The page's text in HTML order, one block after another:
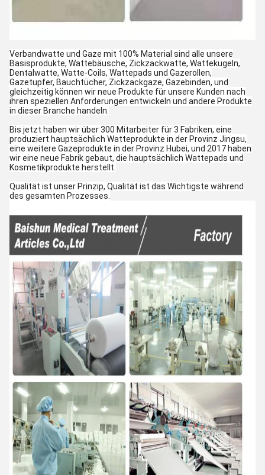
Verbandwatte und Gaze mit 100% Material sind alle unsere
Basisprodukte, Wattebäusche, Zickzackwatte, Wattekugeln,
Dentalwatte, Watte-Coils, Wattepads und Gazerollen,
Gazetupfer, Bauchtücher, Zickzackgaze, Gazebinden, und
gleichzeitig können wir neue Produkte für unsere Kunden nach
ihren speziellen Anforderungen entwickeln und andere Produkte
in dieser Branche handeln.
Bis jetzt haben wir über 300 Mitarbeiter für 3 Fabriken, eine
produziert hauptsächlich Watteprodukte in der Provinz Jingsu,
eine weitere Gazeprodukte in der Provinz Hubei, und 2017 haben
wir eine neue Fabrik gebaut, die hauptsächlich Wattepads und
Kosmetikprodukte herstellt.
Qualität ist unser Prinzip, Qualität ist das Wichtigste während
des gesamten Prozesses.